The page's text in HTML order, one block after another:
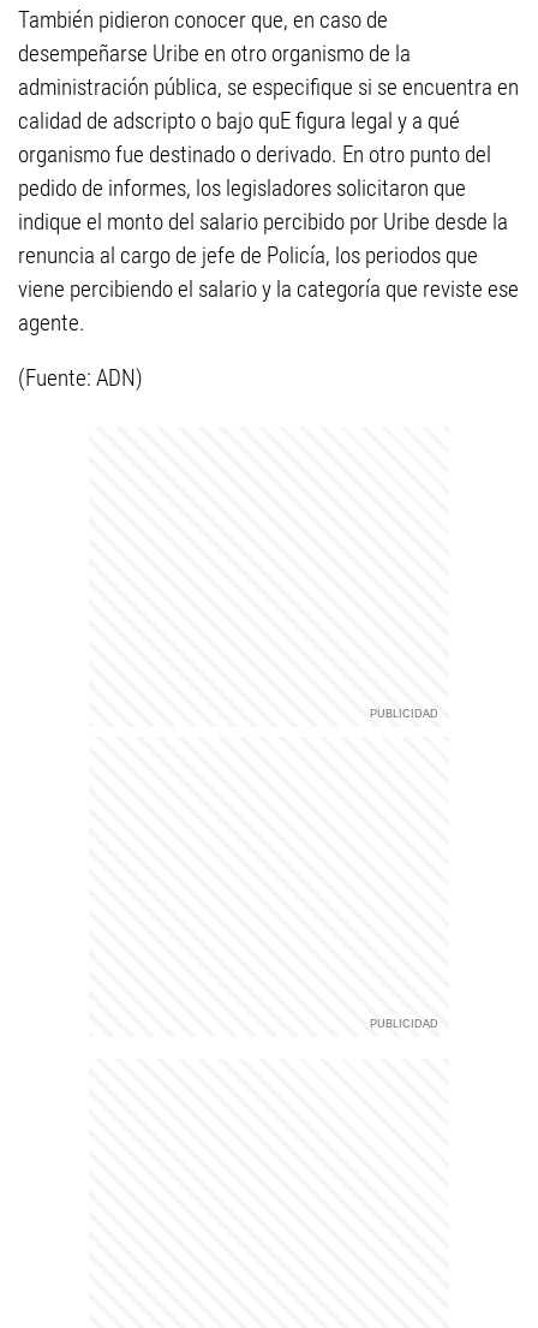
También pidieron conocer que, en caso de
desempeñarse Uribe en otro organismo de la
administración pública, se especifique si se encuentra en
calidad de adscripto o bajo quE figura legal y a qué
organismo fue destinado o derivado. En otro punto del
pedido de informes, los legisladores solicitaron que
indique el monto del salario percibido por Uribe desde la
renuncia al cargo de jefe de Policía, los periodos que
viene percibiendo el salario y la categoría que reviste ese
agente.
(Fuente: ADN)